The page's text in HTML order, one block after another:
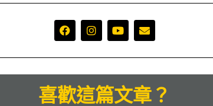
喜歡這篇文章？